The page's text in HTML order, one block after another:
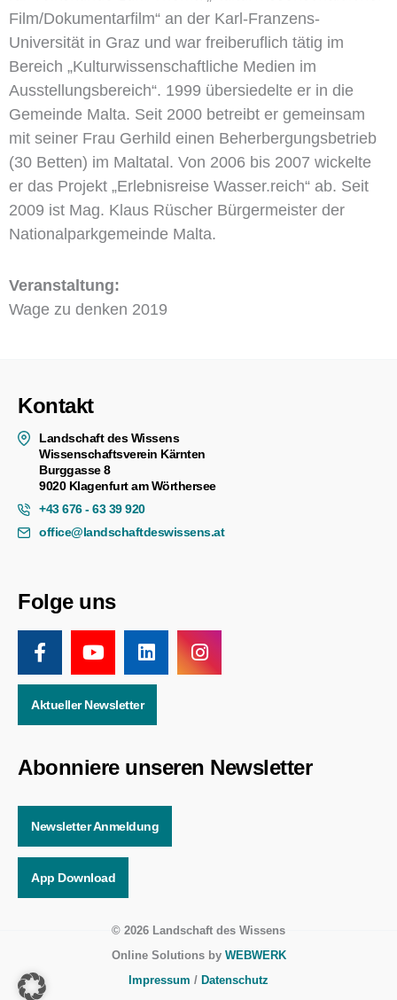
Film/Dokumentarfilm“ an der Karl-Franzens-
Universität in Graz und war freiberuflich tätig im
Bereich „Kulturwissenschaftliche Medien im
Ausstellungsbereich“. 1999 übersiedelte er in die
Gemeinde Malta. Seit 2000 betreibt er gemeinsam
mit seiner Frau Gerhild einen Beherbergungsbetrieb
(30 Betten) im Maltatal. Von 2006 bis 2007 wickelte
er das Projekt „Erlebnisreise Wasser.reich“ ab. Seit
2009 ist Mag. Klaus Rüscher Bürgermeister der
Nationalparkgemeinde Malta.
Veranstaltung:
Wage zu denken 2019
Kontakt
Landschaft des Wissens
Wissenschaftsverein Kärnten
Burggasse 8
9020 Klagenfurt am Wörthersee
+43 676 - 63 39 920
office@landschaftdeswissens.at
Folge uns
Aktueller Newsletter
Abonniere unseren Newsletter
Newsletter Anmeldung
App Download
© 2026 Landschaft des Wissens
Online Solutions by WEBWERK
Impressum / Datenschutz